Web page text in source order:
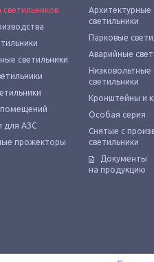
светильники
для АЗС
прожекторы
Архитектурные
светильники
Парковые
Аварийные
Низковольтные
светильники
Кронштейны и
Особая серия
Снятые с
светильники
Документы
на продукцию